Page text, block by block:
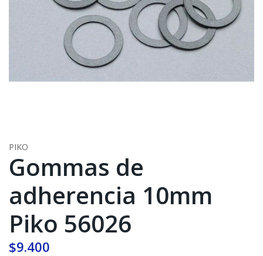
PIKO
Gommas de
adherencia 10mm
Piko 56026
$9.400